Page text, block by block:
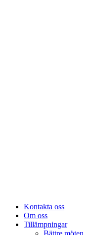
Kontakta oss
Om oss
Tillämpningar
Bättre möten